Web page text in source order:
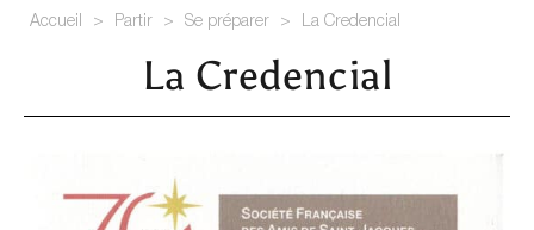
Accueil > Partir > Se préparer > La Credencial
La Credencial